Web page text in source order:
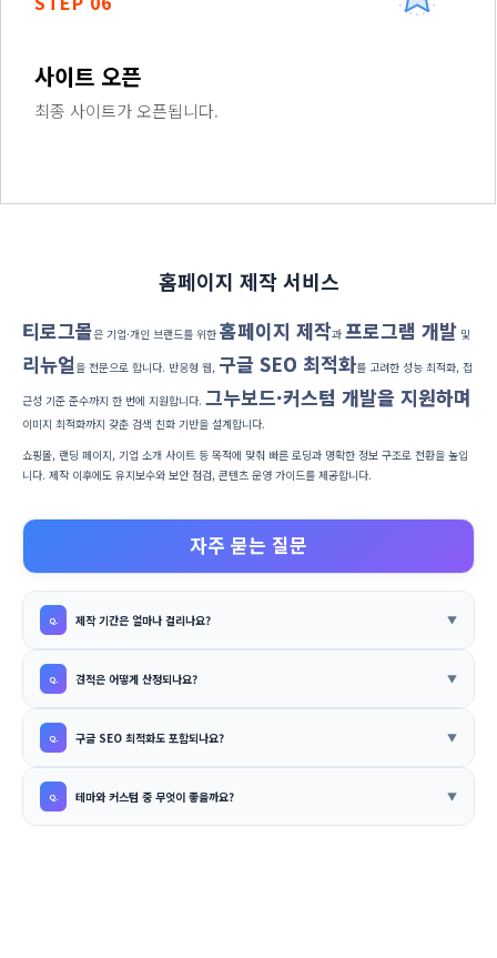
사이트 오픈
최종 사이트가 오픈됩니다.
홈페이지 제작 서비스
티로그몰은 기업·개인 브랜드를 위한 홈페이지 제작과 프로그램 개발 및
리뉴얼 을 전문으로 합니다. 반응형 웹, 구글 SEO 최적화를 고려한 성능 최적화, 접
근성 기준 준수까지 한 번에 지원합니다. 그누보드·커스텀 개발을 지원하며
이미지 최적화까지 갖춘 검색 친화 기반을 설계합니다.
쇼핑몰, 랜딩 페이지, 기업 소개 사이트 등 목적에 맞춰 빠른 로딩과 명확한 정보 구조로 전환을 높입
니다. 제작 이후에도 유지보수와 보안 점검, 콘텐츠 운영 가이드를 제공합니다.
자주 묻는 질문
제작 기간은 얼마나 걸리나요?
견적은 어떻게 산정되나요?
구글 SEO 최적화도 포함되나요?
테마와 커스텀 중 무엇이 좋을까요?